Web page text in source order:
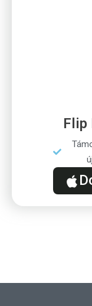
Flip